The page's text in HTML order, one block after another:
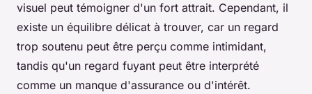
visuel peut témoigner d'un fort attrait. Cependant, il
existe un équilibre délicat à trouver, car un regard
trop soutenu peut être perçu comme intimidant,
tandis qu'un regard fuyant peut être interprété
comme un manque d'assurance ou d'intérêt.